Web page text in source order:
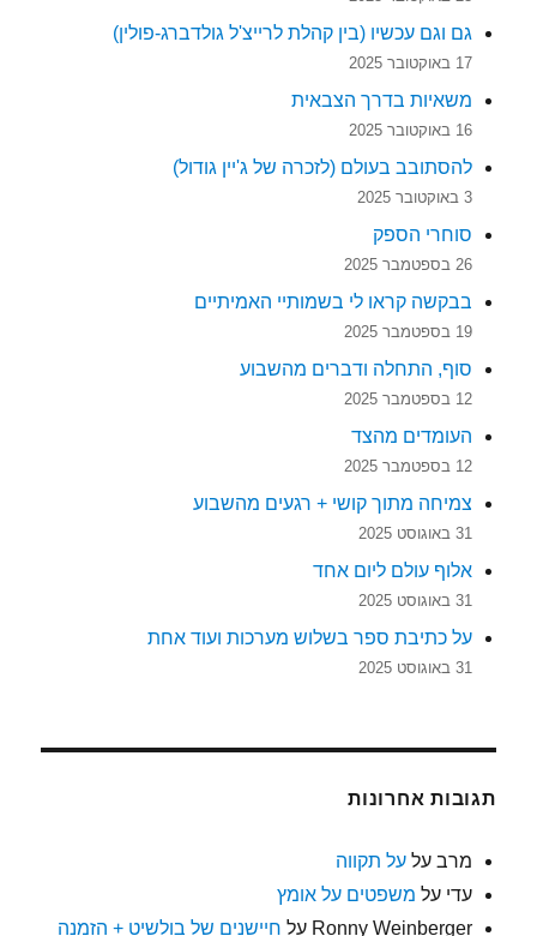
גם וגם עכשיו (בין קהלת לרייצ'ל גולדברג-פולין)
17 באוקטובר 2025
משאיות בדרך הצבאית
16 באוקטובר 2025
להסתובב בעולם (לזכרה של ג'יין גודול)
3 באוקטובר 2025
סוחרי הספק
26 בספטמבר 2025
בבקשה קראו לי בשמותיי האמיתיים
19 בספטמבר 2025
סוף, התחלה ודברים מהשבוע
12 בספטמבר 2025
העומדים מהצד
12 בספטמבר 2025
צמיחה מתוך קושי + רגעים מהשבוע
31 באוגוסט 2025
אלוף עולם ליום אחד
31 באוגוסט 2025
על כתיבת ספר בשלוש מערכות ועוד אחת
31 באוגוסט 2025
תגובות אחרונות
מרב עלעל תקווה
עדי על משפטים על אומץ
Ronny Weinberger על חיישנים של בולשיט + הזמנה